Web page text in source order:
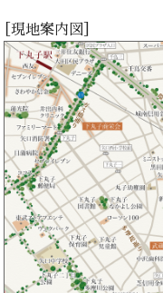
［現地案内図］